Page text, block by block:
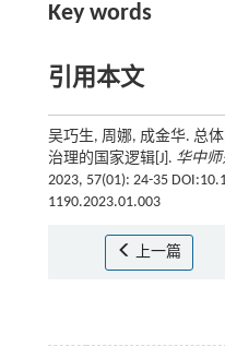
Key words
引用本文
吴巧生, 周娜, 成金华. 总
治理的国家逻辑[J]. 华中师
2023, 57(01): 24-35
1190.2023.01.003
上一篇